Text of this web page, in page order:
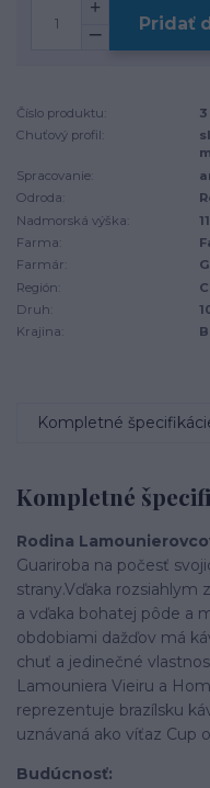
Pridať
Číslo produktu:
3
Chuťový profil:
Spracovanie:
Odroda:
Nadmorská výška:
Farma:
Farmár:
Región:
Druh:
Krajina:
Kompletné
Kompletné
Rodina
Guariroba na počesť
strany.Vďaka rozsiahlym
a vďaka bohatej pôde a
obdobiami dažďov má
chuť a jedinečné
Lamouniera Vieiru a
reprezentuje brazílsku
uznávaná ako víťaz Cup
Budúcnosť: